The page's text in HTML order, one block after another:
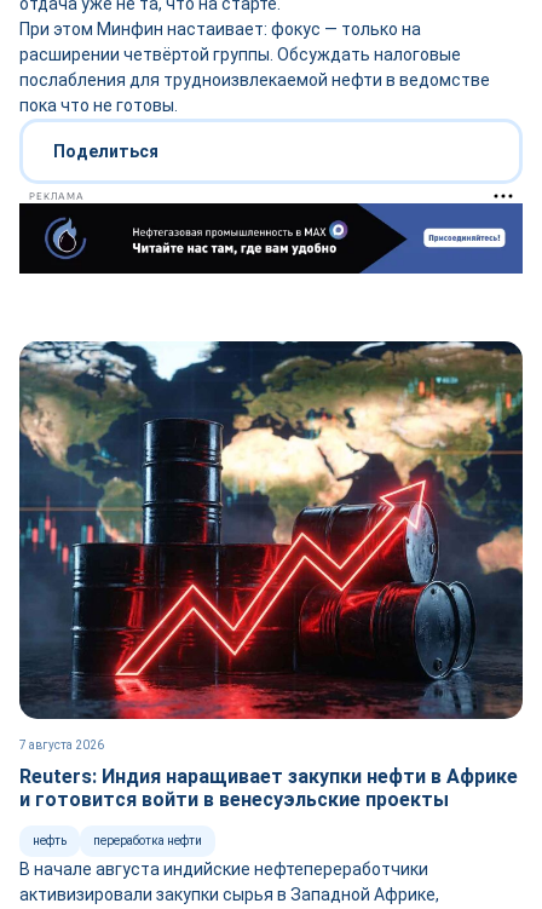
При этом Минфин настаивает: фокус — только на
расширении четвёртой группы. Обсуждать налоговые
послабления для трудноизвлекаемой нефти в ведомстве
пока что не готовы.
Поделиться
РЕКЛАМА
7 августа 2026
Reuters: Индия наращивает закупки нефти в Африке
и готовится войти в венесуэльские проекты
нефть переработка нефти
В начале августа индийские нефтепереработчики
активизировали закупки сырья в Западной Африке,